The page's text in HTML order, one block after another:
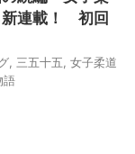
新連載！ 初回
三五十五 女子柔道
語